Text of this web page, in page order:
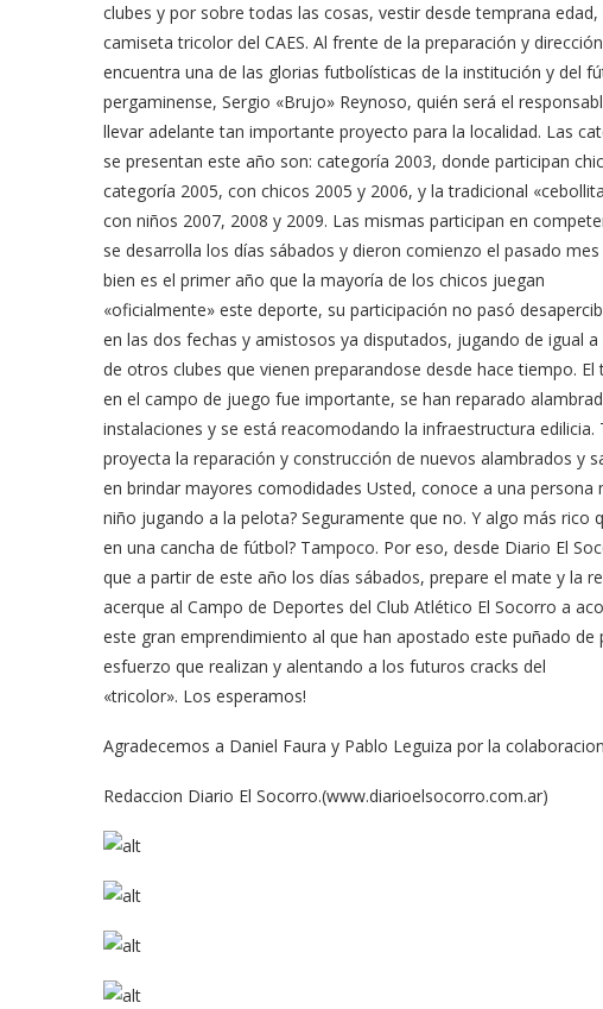
clubes y por sobre todas las cosas, vestir desde temprana
camiseta tricolor del CAES. Al frente de la preparación y
encuentra una de las glorias futbolísticas de la institución y del
pergaminense, Sergio «Brujo» Reynoso, quién será el
llevar adelante tan importante proyecto para la localidad. Las
se presentan este año son: categoría 2003, donde participan
categoría 2005, con chicos 2005 y 2006, y la tradicional
con niños 2007, 2008 y 2009. Las mismas participan en
se desarrolla los días sábados y dieron comienzo el pasado mes
bien es el primer año que la mayoría de los chicos juegan
«oficialmente» este deporte, su participación no pasó
en las dos fechas y amistosos ya disputados, jugando de igual
de otros clubes que vienen preparandose desde hace tiempo.
en el campo de juego fue importante, se han reparado
instalaciones y se está reacomodando la infraestructura edilicia.
proyecta la reparación y construcción de nuevos alambrados y
en brindar mayores comodidades Usted, conoce a una persona
niño jugando a la pelota? Seguramente que no. Y algo más rico
en una cancha de fútbol? Tampoco. Por eso, desde Diario El
que a partir de este año los días sábados, prepare el mate y la
acerque al Campo de Deportes del Club Atlético El Socorro a
este gran emprendimiento al que han apostado este puñado de
esfuerzo que realizan y alentando a los futuros cracks del
«tricolor». Los esperamos!
Agradecemos a Daniel Faura y Pablo Leguiza por la
Redaccion Diario El Socorro.(www.diarioelsocorro.com.ar)